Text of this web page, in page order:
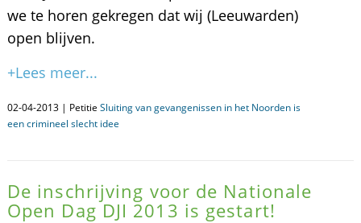
we te horen gekregen dat wij (Leeuwarden)
open blijven.
+Lees meer...
02-04-2013 | Petitie Sluiting van gevangenissen in het Noorden is
een crimineel slecht idee
De inschrijving voor de Nationale
Open Dag DJI 2013 is gestart!